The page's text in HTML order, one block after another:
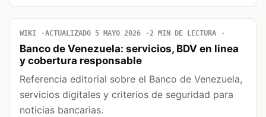
WIKI ACTUALIZADO 5 MAYO 2026 2 MIN DE LECTURA
Banco de Venezuela: servicios, BDV en linea
y cobertura responsable
Referencia editorial sobre el Banco de Venezuela,
servicios digitales y criterios de seguridad para
noticias bancarias.